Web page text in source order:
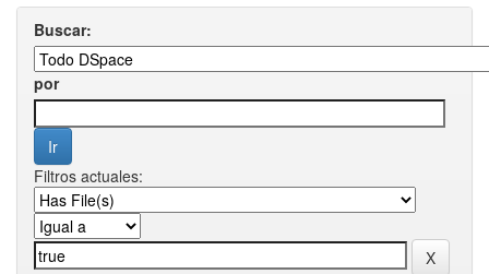
Buscar:
por
Filtros actuales: